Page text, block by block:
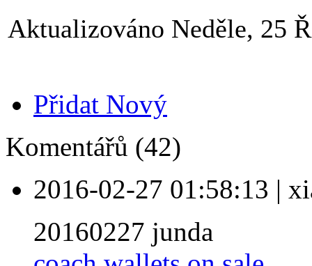
Aktualizováno Neděle, 25
Přidat Nový
Komentářů (42)
2016-02-27 01:58:13 |
20160227 junda